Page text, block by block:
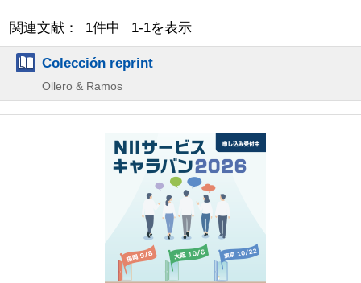
関連文献： 1件中 1-1を表示
Colección reprint
Ollero & Ramos